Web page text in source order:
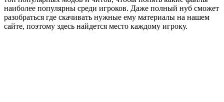
наиболее популярны среди игроков. Даже полный нуб сможет
разобраться где скачивать нужные ему материалы на нашем
сайте, поэтому здесь найдется место каждому игроку.